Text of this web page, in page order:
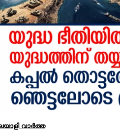
വാര്‍ത്ത